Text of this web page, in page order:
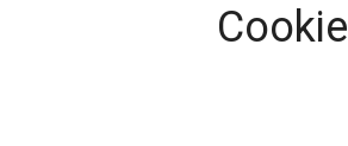
Cookie